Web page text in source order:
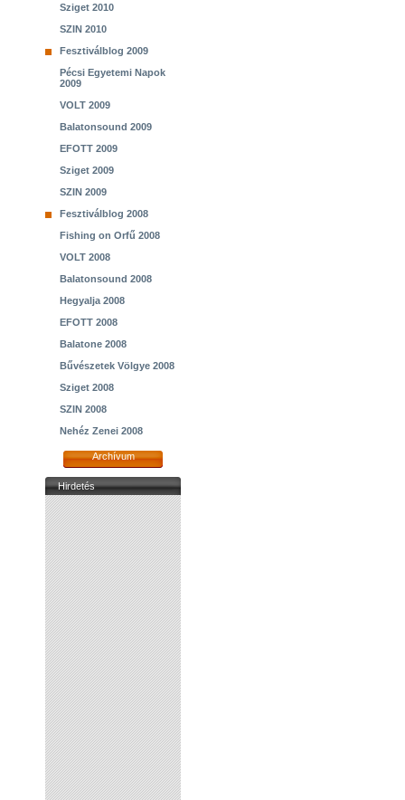
Sziget 2010
SZIN 2010
Fesztiválblog 2009
Pécsi Egyetemi Napok
2009
VOLT 2009
Balatonsound 2009
EFOTT 2009
Sziget 2009
SZIN 2009
Fesztiválblog 2008
Fishing on Orfű 2008
VOLT 2008
Balatonsound 2008
Hegyalja 2008
EFOTT 2008
Balatone 2008
Bűvészetek Völgye 2008
Sziget 2008
SZIN 2008
Nehéz Zenei 2008
Archívum
Hirdetés